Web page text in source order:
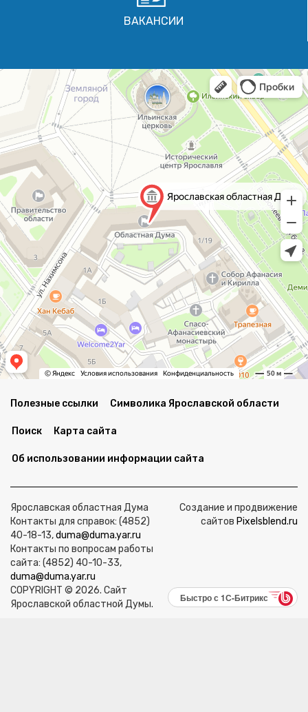
ВАКАНСИИ
Полезные ссылки Символика Ярославской области
Поиск Карта сайта
Об использовании информации сайта
Ярославская областная Дума
Контакты для справок: (4852)
40-18-13,duma@duma.yar.ru
Контакты по вопросам работы
сайта: (4852) 40-10-33,
duma@duma.yar.ru
COPYRIGHT © 2026. Сайт
Ярославской областной Думы.
Создание и продвижение
сайтов Pixelsblend.ru
Быстро с 1С-Битрикс